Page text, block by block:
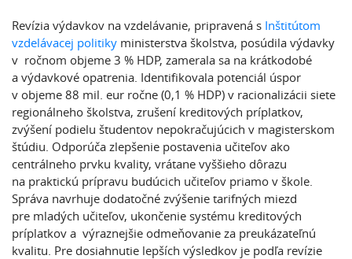
Revízia výdavkov na vzdelávanie, pripravená s Inštitútom
vzdelávacej politiky ministerstva školstva, posúdila výdavky
v ročnom objeme 3 % HDP, zamerala sa na krátkodobé
a výdavkové opatrenia. Identifikovala potenciál úspor
v objeme 88 mil. eur ročne (0,1 % HDP) v racionalizácii siete
regionálneho školstva, zrušení kreditových príplatkov,
zvýšení podielu študentov nepokračujúcich v magisterskom
štúdiu. Odporúča zlepšenie postavenia učiteľov ako
centrálneho prvku kvality, vrátane vyššieho dôrazu
na praktickú prípravu budúcich učiteľov priamo v škole.
Správa navrhuje dodatočné zvýšenie tarifných miezd
pre mladých učiteľov, ukončenie systému kreditových
príplatkov a výraznejšie odmeňovanie za preukázateľnú
kvalitu. Pre dosiahnutie lepších výsledkov je podľa revízie